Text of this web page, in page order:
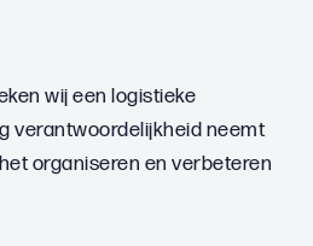
wij een logistieke
verantwoordelijkheid neemt
organiseren en verbeteren